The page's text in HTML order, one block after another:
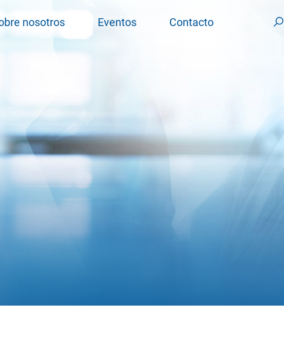
nosotros Eventos Contacto